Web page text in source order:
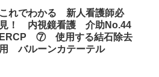
これでわかる 新人看護師必
見！ 内視鏡看護 介助No.44
ERCP ⑦ 使用する結石除去
用 バルーンカテーテル